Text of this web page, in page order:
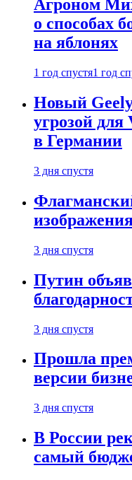
Агроном
о способах
на яблонях
1 год спустя1 год
Новый Geely
угрозой для
в Германии
3 дня спустя
3 дня спустя
Путин
3 дня спустя
Прошла
версии
3 дня спустя
В России
самый